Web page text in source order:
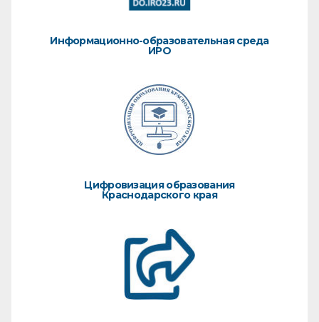
Информационно-образовательная среда
ИРО
Цифровизация образования
Краснодарского края